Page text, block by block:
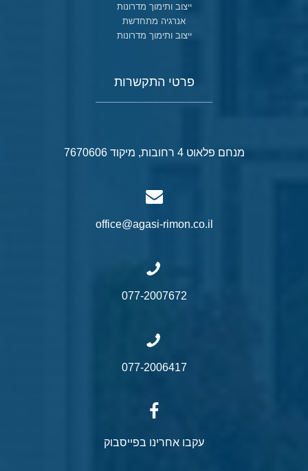
ייצוב ותימוך מדרונות
אנרגיה מתחדשת
ייצוב ותימוך מדרונות
פרטי התקשרות
מנחם פלאוט 4 רחובות, מיקוד 7670606
office@agasi-rimon.co.il
077-2007672
077-2006417
עקבו אחרינו בפייסבוק